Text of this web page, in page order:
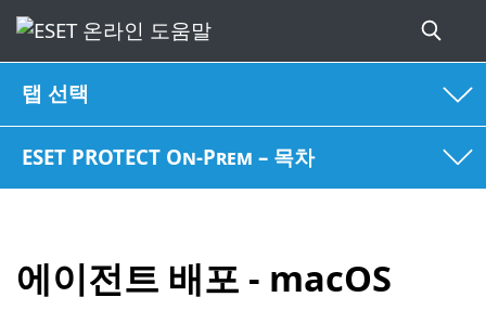
탭 선택
ESET PROTECT On-Prem – 목차
에이전트 배포 - macOS